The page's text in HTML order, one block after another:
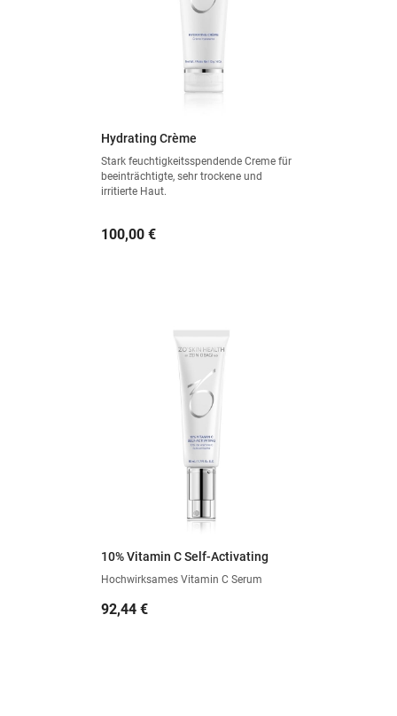
Hydrating Crème
Stark feuchtigkeitsspendende Creme für
beeinträchtigte, sehr trockene und
irritierte Haut.
Preis
100,00 €
10% Vitamin C Self-Activating
Hochwirksames Vitamin C Serum
Preis
92,44 €